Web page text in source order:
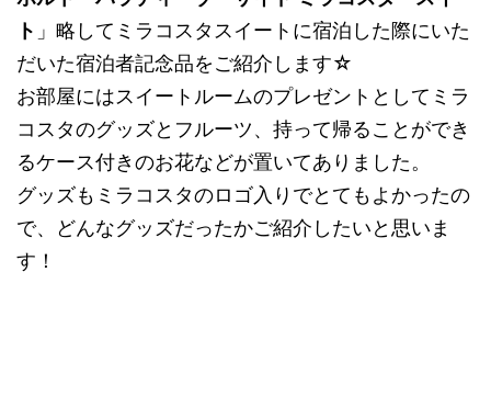
ト 」略してミラコスタスイートに宿泊した際にいた
だいた宿泊者記念品をご紹介します☆
お部屋にはスイートルームのプレゼントとしてミラ
コスタのグッズとフルーツ、持って帰ることができ
るケース付きのお花などが置いてありました。
グッズもミラコスタのロゴ入りでとてもよかったの
で、どんなグッズだったかご紹介したいと思いま
す！